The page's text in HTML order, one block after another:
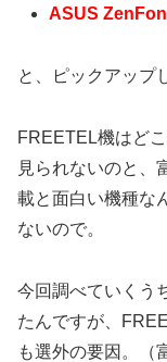
ASUS
と、ピックアップ
FREETEL機はど
見られないのと、
載と面白い機種な
ないので。
今回調べていくう
たんですが、
も選外の要因。（